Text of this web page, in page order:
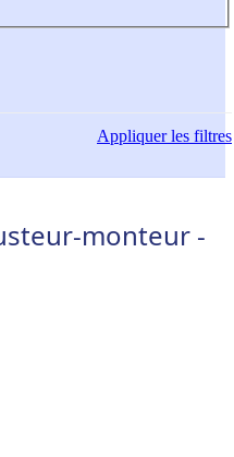
Appliquerles filtres
monteur -